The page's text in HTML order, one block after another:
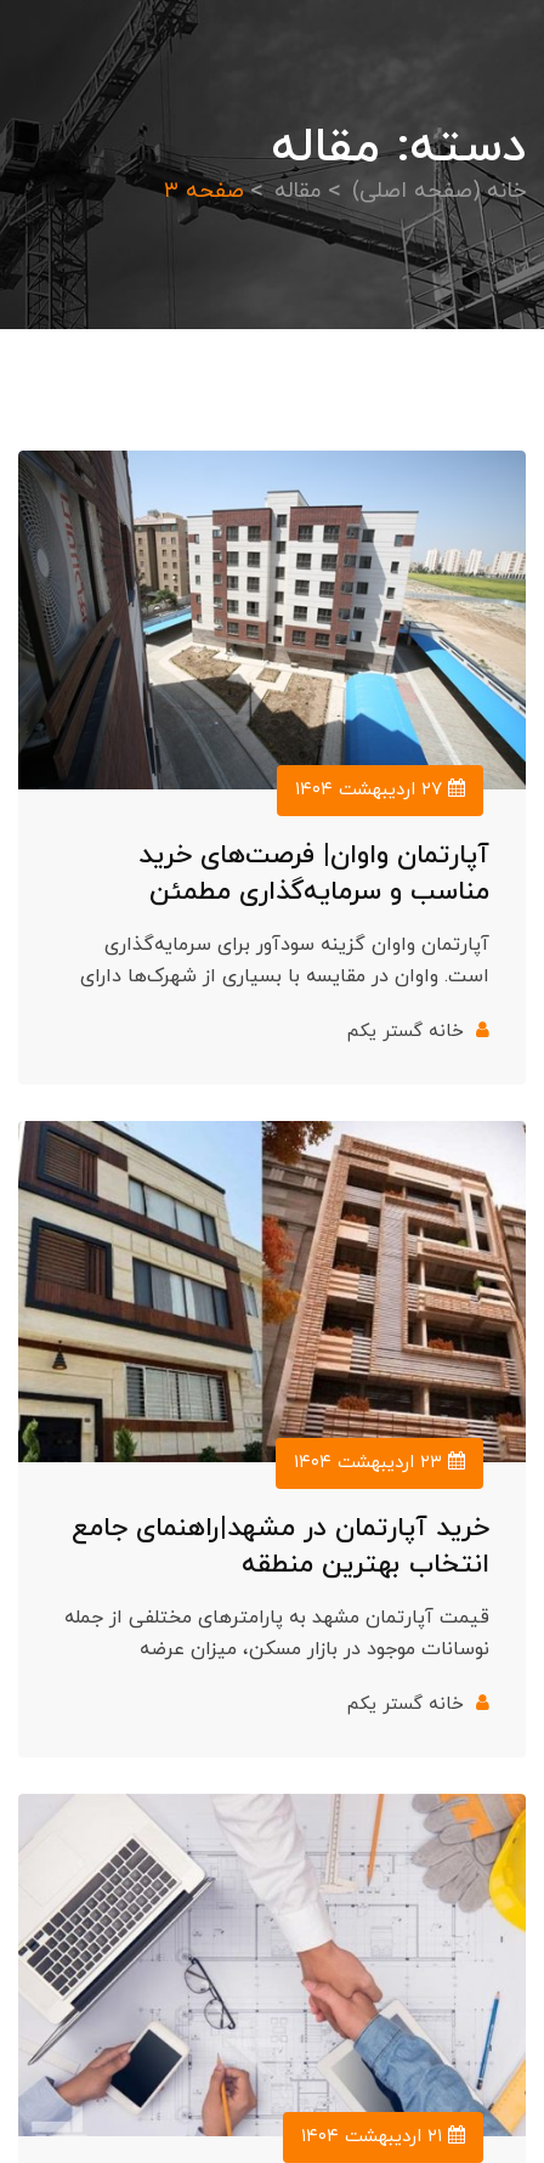
دسته:مقاله
خانه (صفحه اصلی) مقاله صفحه ۳
آپارتمان واوان| فرصت‌های خرید
مناسب و سرمایه‌گذاری مطمئن
آپارتمان واوان گزینه سودآور برای سرمایه‌گذاری
است. واوان در مقایسه با بسیاری از شهرک‌ها دارای
خانه گستر یکم
خرید آپارتمان در مشهد|راهنمای جامع
انتخاب بهترین منطقه
قیمت آپارتمان مشهد به پارامترهای مختلفی از جمله
نوسانات موجود در بازار مسکن، میزان عرضه
خانه گستر یکم